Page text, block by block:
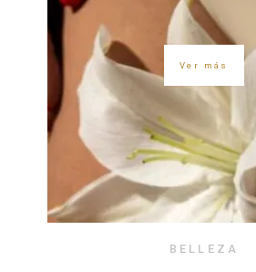
Ver más
BELLEZA